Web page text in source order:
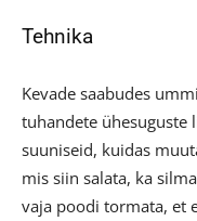
Tehnika
Kevade saabudes
tuhandete ühesuguste
suuniseid, kuidas
mis siin salata, ka
vaja poodi tormata, et